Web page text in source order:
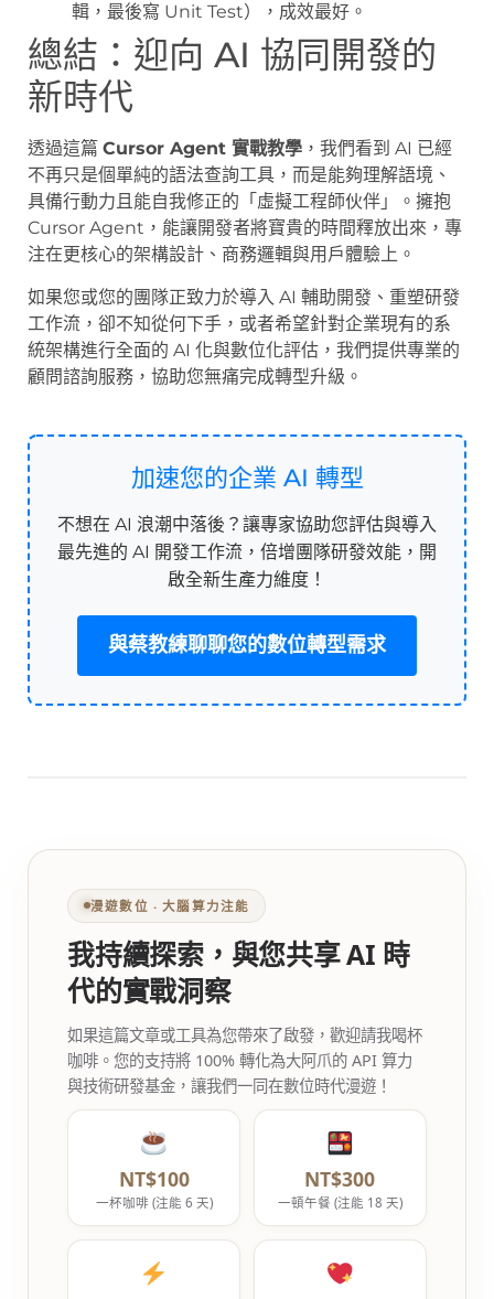
輯，最後寫 Unit Test），成效最好。
總結：迎向 AI 協同開發的
新時代
透過這篇 Cursor Agent 實戰教學 ，我們看到 AI 已經
不再只是個單純的語法查詢工具，而是能夠理解語境、
具備行動力且能自我修正的「虛擬工程師伙伴」。擁抱
Cursor Agent，能讓開發者將寶貴的時間釋放出來，專
注在更核心的架構設計、商務邏輯與用戶體驗上。
如果您或您的團隊正致力於導入 AI 輔助開發、重塑研發
工作流，卻不知從何下手，或者希望針對企業現有的系
統架構進行全面的 AI 化與數位化評估，我們提供專業的
顧問諮詢服務，協助您無痛完成轉型升級。
加速您的企業 AI 轉型
不想在 AI 浪潮中落後？讓專家協助您評估與導入
最先進的 AI 開發工作流，倍增團隊研發效能，開
啟全新生產力維度！
與蔡教練聊聊您的數位轉型需求
漫遊數位 ‧ 大腦算力注能
我持續探索，與您共享 AI 時
代的實戰洞察
如果這篇文章或工具為您帶來了啟發，歡迎請我喝杯
咖啡。您的支持將 100% 轉化為大阿爪的 API 算力
與技術研發基金，讓我們一同在數位時代漫遊！
NT$100
一杯咖啡 (注能 6 天)
NT$300
一頓午餐 (注能 18 天)